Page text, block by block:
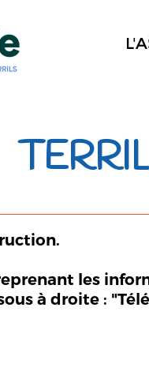
les
à droite :